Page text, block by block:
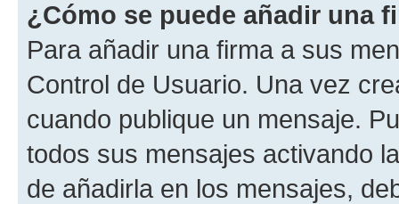
¿Cómo se puede añadir una
Para añadir una firma a sus
Control de Usuario. Una vez
cuando publique un mensaje.
todos sus mensajes activando
de añadirla en los mensajes,